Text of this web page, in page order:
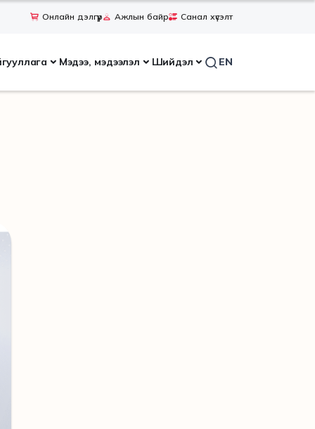
Онлайн дэлгүүр Ажлын байр Санал хүсэлт
Мэдээ, мэдээлэл Шийдэл EN